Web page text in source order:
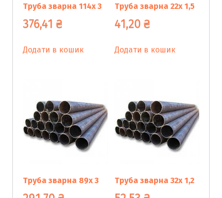
Труба зварна 114х 3
376,41 ₴
Додати в кошик
Труба зварна 22х 1,5
41,20₴
Додати в кошик
Труба зварна 89х 3 Труба зварна 32х 1,2